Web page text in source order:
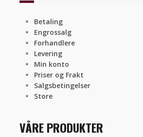
Betaling
Engrossalg
Forhandlere
Levering
Min konto
Priser og Frakt
Salgsbetingelser
Store
VÅRE PRODUKTER